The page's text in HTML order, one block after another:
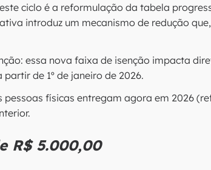
ciclo é a reformulação da tabela
introduz um mecanismo de redução
essa nova faixa de isenção impacta
de 1º de janeiro de 2026.
pessoas físicas entregam agora em 2026
R$ 5.000,00